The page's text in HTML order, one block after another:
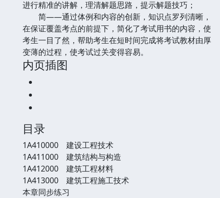
进行精准的讲解，理清解题思路，提示解题技巧；
简——通过体例和内容的创新，知识点罗列清晰，
在保证覆盖考点的前提下，简化了考试用书的内容，使
考生一目了然，帮助考生在短时间完成将考试教材由厚
变薄的过程，使考试过关变得容易。
内页插图
目录
1A410000 建设工程技术
1A411000 建筑结构与构造
1A412000 建筑工程材料
1A413000 建筑工程施工技术
本章同步练习